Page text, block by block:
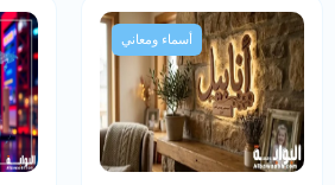
أسماء ومعاني